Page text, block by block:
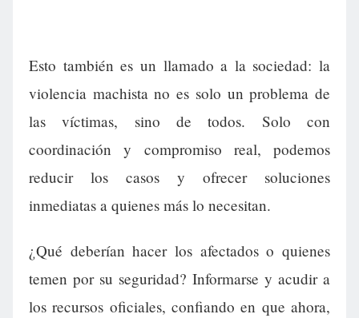
Esto también es un llamado a la sociedad: la
violencia machista no es solo un problema de
las víctimas, sino de todos. Solo con
coordinación y compromiso real, podemos
reducir los casos y ofrecer soluciones
inmediatas a quienes más lo necesitan.
¿Qué deberían hacer los afectados o quienes
temen por su seguridad? Informarse y acudir a
los recursos oficiales, confiando en que ahora,